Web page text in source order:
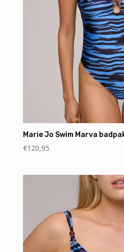
Marie Jo Swim Marva
€120,95